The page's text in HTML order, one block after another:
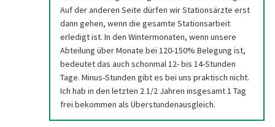
Auf der anderen Seite dürfen wir Stationsärzte erst
dann gehen, wenn die gesamte Stationsarbeit
erledigt ist. In den Wintermonaten, wenn unsere
Abteilung über Monate bei 120-150% Belegung ist,
bedeutet das auch schonmal 12- bis 14-Stunden
Tage. Minus-Stunden gibt es bei uns praktisch nicht.
Ich hab in den letzten 2 1/2 Jahren insgesamt 1 Tag
frei bekommen als Überstundenausgleich.